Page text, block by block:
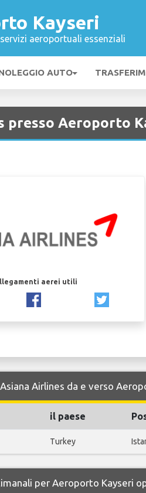
Kayseri
aeroportuali essenziali
AUTO
presso Aeroporto
aerei utili
Airlines da e verso
il paese
Turkey
per Aeroporto Kayseri